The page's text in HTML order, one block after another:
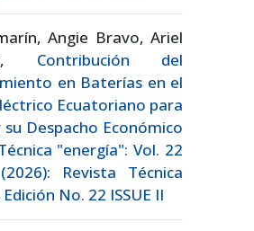
Angie Bravo, Ariel
Contribución del
en Baterías en el
Ecuatoriano para
Despacho Económico
"energía": Vol. 22
Revista Técnica
No. 22 ISSUE II